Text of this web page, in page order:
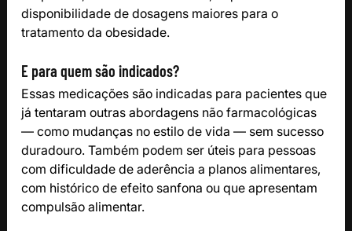
disponibilidade de dosagens maiores para o
tratamento da obesidade.
E para quem são indicados?
Essas medicações são indicadas para pacientes que
já tentaram outras abordagens não farmacológicas
— como mudanças no estilo de vida — sem sucesso
duradouro. Também podem ser úteis para pessoas
com dificuldade de aderência a planos alimentares,
com histórico de efeito sanfona ou que apresentam
compulsão alimentar.